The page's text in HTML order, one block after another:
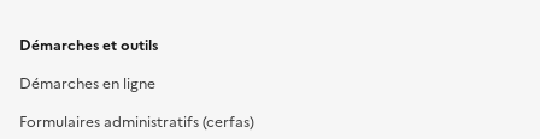
Démarches et outils
Démarches en ligne
Formulaires administratifs (cerfas)